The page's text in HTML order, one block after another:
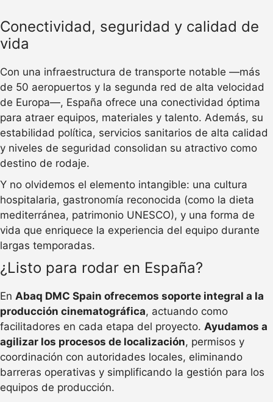
Conectividad, seguridad y calidad de
vida
Con una infraestructura de transporte notable —más
de 50 aeropuertos y la segunda red de alta velocidad
de Europa—, España ofrece una conectividad óptima
para atraer equipos, materiales y talento. Además, su
estabilidad política, servicios sanitarios de alta calidad
y niveles de seguridad consolidan su atractivo como
destino de rodaje.
Y no olvidemos el elemento intangible: una cultura
hospitalaria, gastronomía reconocida (como la dieta
mediterránea, patrimonio UNESCO), y una forma de
vida que enriquece la experiencia del equipo durante
largas temporadas.
¿Listo para rodar en España?
En Abaq DMC Spain ofrecemos soporte integral a la
producción cinematográfica, actuando como
facilitadores en cada etapa del proyecto. Ayudamos a
agilizar los procesos de localización, permisos y
coordinación con autoridades locales, eliminando
barreras operativas y simplificando la gestión para los
equipos de producción.